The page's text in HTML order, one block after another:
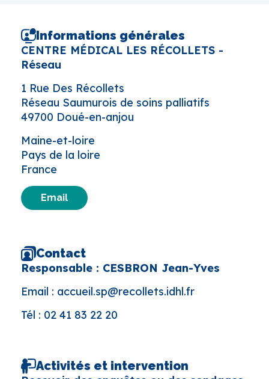
Informations générales
CENTRE MÉDICAL LES RÉCOLLETS -
Réseau
1 Rue Des Récollets
Réseau Saumurois de soins palliatifs
49700 Doué-en-anjou
Maine-et-loire
Pays de la loire
France
Email
Contact
Responsable : CESBRON Jean-Yves
Email : accueil.sp@recollets.idhl.fr
Tél : 02 41 83 22 20
Activités et intervention